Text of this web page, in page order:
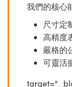
我們的核心
尺寸定
高精度
嚴格的
可靈活